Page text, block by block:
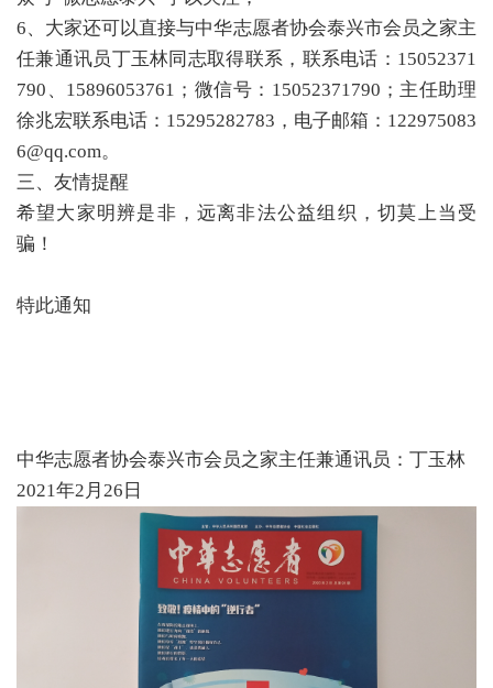
6、大家还可以直接与中华志愿者协会泰兴市会员之家主
任兼通讯员丁玉林同志取得联系，联系电话：15052371
790、15896053761；微信号：15052371790；主任助理
徐兆宏联系电话：15295282783，电子邮箱：122975083
6@qq.com。
三、友情提醒
希望大家明辨是非，远离非法公益组织，切莫上当受
骗！
特此通知
中华志愿者协会泰兴市会员之家主任兼通讯员：丁玉林
2021年2月26日